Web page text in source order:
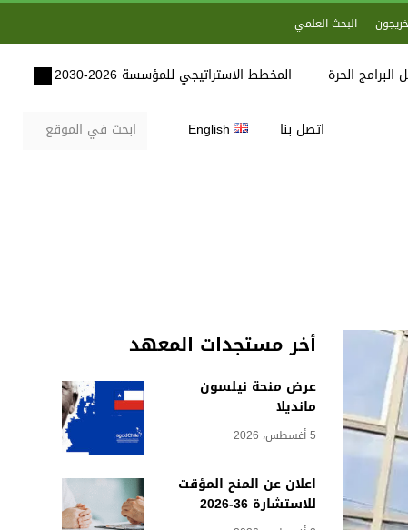
البحث العلمي
البرامج الحرة المخطط الاستراتيجي للمؤسسة 2026-2030
اتصل بنا English
أخر مستجدات المعهد
عرض منحة نيلسون
مانديلا
5 أغسطس، 2026
اعلان عن المنح المؤقت
للاستشارة 36-2026